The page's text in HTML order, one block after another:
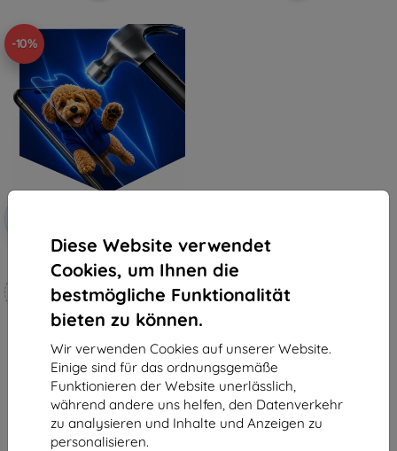
Diese Website verwendet
Cookies, um Ihnen die
bestmögliche Funktionalität
bieten zu können.
Wir verwenden Cookies auf unserer Website.
Einige sind für das ordnungsgemäße
Funktionieren der Website unerlässlich,
während andere uns helfen, den Datenverkehr
zu analysieren und Inhalte und Anzeigen zu
personalisieren.
-10%
3mk Hammer Schutzfolie
Maßgeschneidert
hergestellt
19,90 €
17,91 €
Auf Lager 4 Stk.